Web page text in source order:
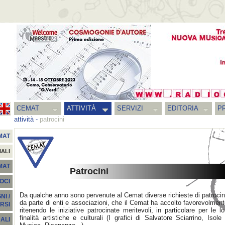
CEMAT ATTIVITÀ SERVIZI EDITORIA
attività- patrocini
/
Patrocini
Da qualche anno sono pervenute al Cemat diverse richieste di
da parte di enti e associazioni, che il Cemat ha accolto
ritenendo le iniziative patrocinate meritevoli, in particolare per le
finalità artistiche e culturali (I grafici di Salvatore Sciarrino, Isole